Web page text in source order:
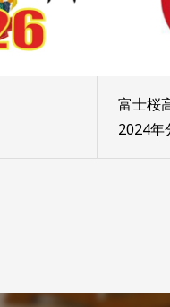
富士桜
2024年